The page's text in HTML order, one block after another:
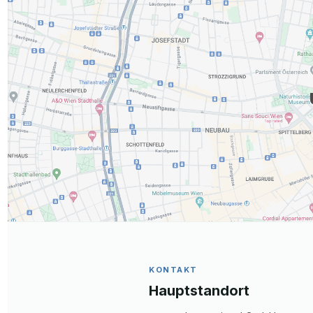
KONTAKT
Hauptstandort